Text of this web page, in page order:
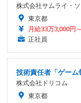
株式会社サムライ・ソ
東京都
月給33万3,000円
正社員
技術責任者「ゲーム
株式会社ドリコム
東京都